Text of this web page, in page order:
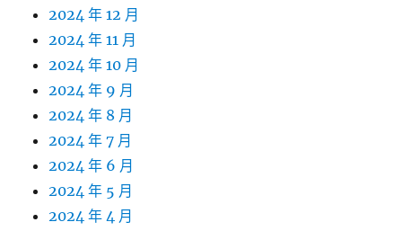
2024 年 12 月
2024 年 11 月
2024 年 10 月
2024 年 9 月
2024 年 8 月
2024 年 7 月
2024 年 6 月
2024 年 5 月
2024 年 4 月